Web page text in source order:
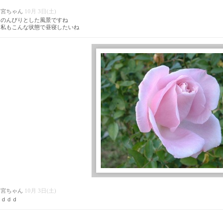
宮ちゃん 10月 3日(土)
のんびりとした風景ですね
私もこんな状態で昼寝したいね
宮ちゃん 10月 3日(土)
ｄｄｄ